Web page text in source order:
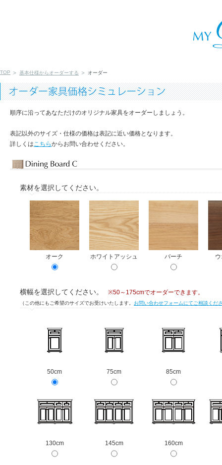
TOP 基本仕様からオーダーする オーダー
順序に沿ってあなただけのオリジナル家具をオーダーしましょう。
表記以外のサイズ・仕様の価格は表記に近い価格となります。
詳しくはこちらからお問い合わせください。
素材を選択してください。
オーク ホワイトアッシュ バーチ
横幅を選択してください。 ※50～175cmでオーダーできます。
（この他にもご希望のサイズでお受けいたします。 お問い合わせフォームにてご相談くだ
50cm 75cm 85cm
130cm 145cm 160cm